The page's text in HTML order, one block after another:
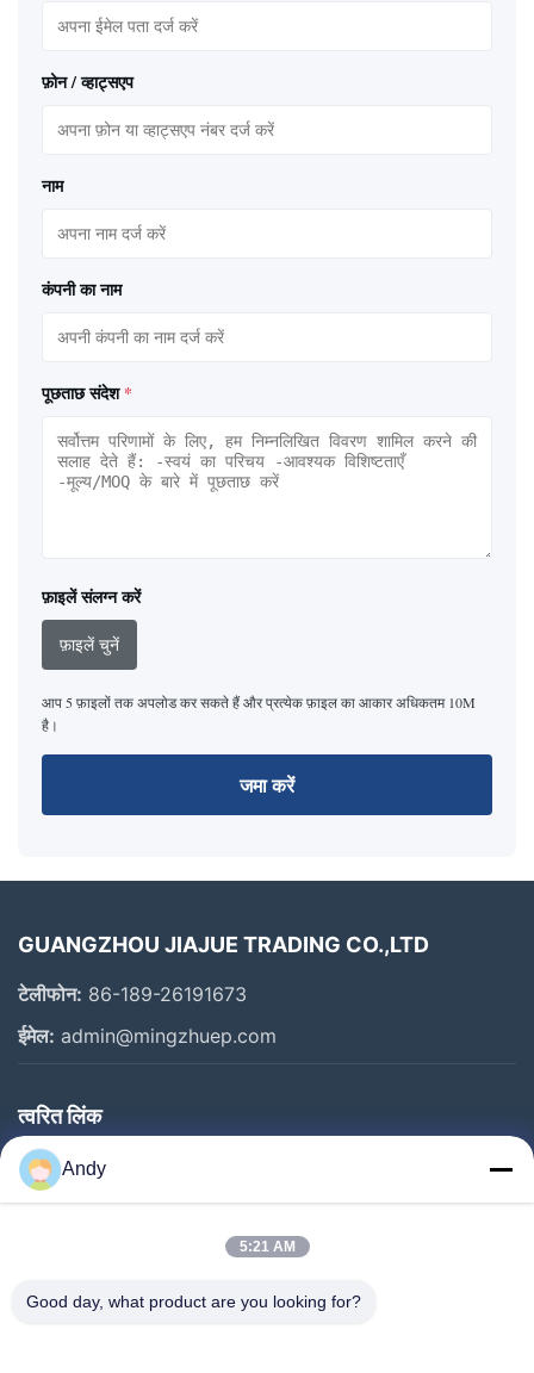
फ़ोन / व्हाट्सएप
नाम
कंपनी का नाम
पूछताछ संदेश *
फ़ाइलें संलग्न करें
फ़ाइलें चुनें
आप 5 फ़ाइलों तक अपलोड कर सकते हैं और प्रत्येक फ़ाइल का आकार अधिकतम 10M
है।
जमा करें
GUANGZHOU JIAJUE TRADING CO.,LTD
टेलीफोन: 86-189-26191673
ईमेल: admin@mingzhuep.com
त्वरित लिंक
घर
उत्पाद
कारखाने का दौरा
Andy
5:21 AM
Good day, what product are you looking for?